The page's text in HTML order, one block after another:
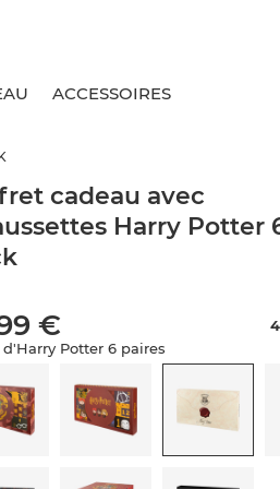
ACCESSOIRES
cadeau avec
Harry Potter
€
Potter 6 paires